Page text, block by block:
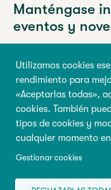
Utilizamos cookies
rendimiento para
«Aceptarlas todas»,
cookies. También
tipos de cookies y
cualquier momento
Gestionar cookies
Manténgase
eventos y
Nombre de pila
Inscribirse